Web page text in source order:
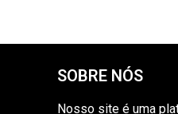
SOBRE NÓS
Nosso site é uma